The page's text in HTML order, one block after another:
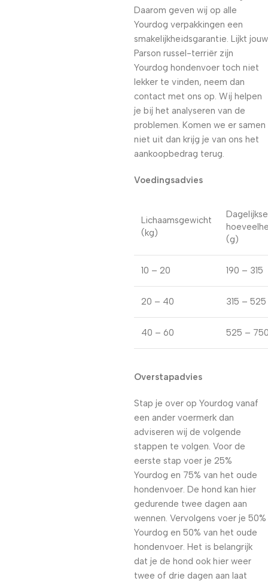
Daarom geven wij op alle
Yourdog verpakkingen een
smakelijkheidsgarantie. Lijkt jouw
Parson russel-terriër zijn
Yourdog hondenvoer toch niet
lekker te vinden, neem dan
contact met ons op. Wij helpen
je bij het analyseren van de
problemen. Komen we er samen
niet uit dan krijg je van ons het
aankoopbedrag terug.
Voedingsadvies
Lichaamsgewicht
(kg)
Dagelijkse
(g)
10 – 20 190 – 315
20 – 40 315 – 525
40 – 60 525 –
Overstapadvies
Stap je over op Yourdog vanaf
een ander voermerk dan
adviseren wij de volgende
stappen te volgen. Voor de
eerste stap voer je 25%
Yourdog en 75% van het oude
hondenvoer. De hond kan hier
gedurende twee dagen aan
wennen. Vervolgens voer je 50%
Yourdog en 50% van het oude
hondenvoer. Het is belangrijk
dat je de hond ook hier weer
twee of drie dagen aan laat